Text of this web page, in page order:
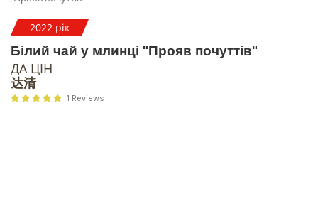
2022 рік
Білий чай у млинці "Прояв почуттів"
ДА ЦІН
达清
1 Reviews